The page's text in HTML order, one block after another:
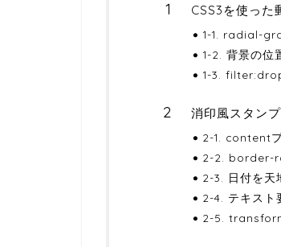
CSS3を使った
1-1. radial-
1-2. 背景の位
1-3.
消印風スタン
2-1. content
2-2. border-
2-3. 日付を天
2-4. テキスト
2-5.